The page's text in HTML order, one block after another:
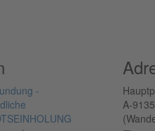
-
A-